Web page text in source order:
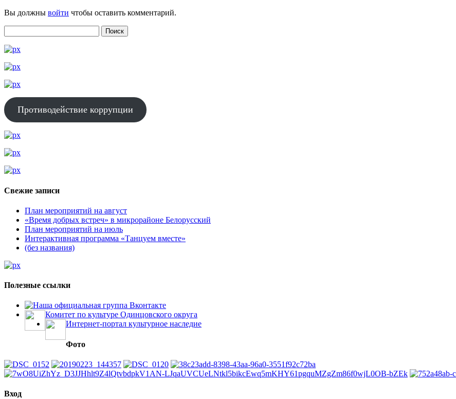
Вы должны войти чтобы оставить комментарий.
Противодействие коррупции
Свежие записи
План мероприятий на август
«Время добрых встреч» в микрорайоне Белорусский
План мероприятий на июль
Интерактивная программа «Танцуем вместе»
(без названия)
Полезные ссылки
Наша официальная группа Вконтакте
Комитет по культуре Одинцовского округа
Интернет-портал культурное наследие
Фото
Вход